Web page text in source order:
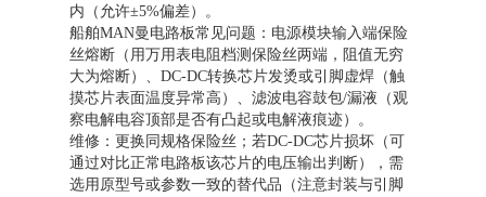
内（允许±5%偏差）。
船舶MAN曼电路板常见问题：电源模块输入端保险
丝熔断（用万用表电阻档测保险丝两端，阻值无穷
大为熔断）、DC-DC转换芯片发烫或引脚虚焊（触
摸芯片表面温度异常高）、滤波电容鼓包/漏液（观
察电解电容顶部是否有凸起或电解液痕迹）。
维修：更换同规格保险丝；若DC-DC芯片损坏（可
通过对比正常电路板该芯片的电压输出判断），需
选用原型号或参数一致的替代品（注意封装与引脚